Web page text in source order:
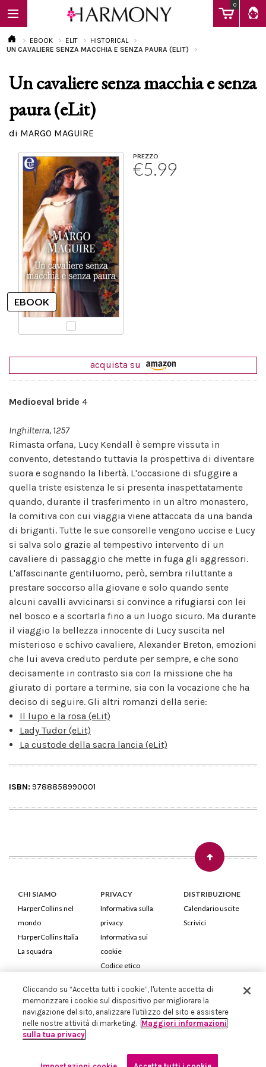
0
EBOOK
LIBRI
Calendario
EBOOK ELIT
HISTORICAL
UN CAVALIERE SENZA MACCHIA E SENZA PAURA (ELIT)
Un cavaliere senza macchia e senza
paura (eLit)
di MARGO MAGUIRE
PREZZO
€5.99
acquista su
Medioeval bride 4
Inghilterra, 1257
Rimasta orfana, Lucy Kendall è sempre vissuta in
convento, detestando tuttavia la prospettiva di diventare
suora e sognando la libertà. L'occasione di sfuggire a
quella triste esistenza le si presenta inaspettatamente
quando, durante il trasferimento in un altro monastero,
la comitiva con cui viaggia viene attaccata da una banda
di briganti. Tutte le sue consorelle vengono uccise e Lucy
si salva solo grazie al tempestivo intervento di un
cavaliere di passaggio che mette in fuga gli aggressori.
L'affascinante gentiluomo, però, sembra riluttante a
prestare soccorso alla giovane e solo quando sente
alcuni cavalli avvicinarsi si convince a rifugiarsi con lei
nel bosco e a scortarla fino a un luogo sicuro. Ma durante
il viaggio la bellezza innocente di Lucy suscita nel
misterioso e schivo cavaliere, Alexander Breton, emozioni
che lui aveva creduto perdute per sempre, e che sono
decisamente in contrasto sia con la missione che ha
giurato di portare a termine, sia con la vocazione che ha
deciso di seguire. Gli altri romanzi della serie:
Il lupo e la rosa (eLit)
Lady Tudor (eLit)
La custode della sacra lancia (eLit)
ISBN: 9788858990001
CHI SIAMO
HarperCollins nel
mondo
HarperCollins Italia
La squadra
PRIVACY
Informativa sulla
privacy
Informativa sui
cookie
Codice etico
DISTRIBUZIONE
Calendario uscite
Scrivici
HarperCollins Italia S.p.A. Viale Monte Nero, 84 - 20135 Milano
Cod. Fiscale e P.IVA 05946780151 - Capitale Sociale 258.250 €
Iscritta in Milano al Registro delle imprese nr.198004 e REA nr.1051898
Cliccando su “Accetta tutti i cookie”, l'utente accetta di
memorizzare i cookie sul dispositivo per migliorare la
navigazione del sito, analizzare l'utilizzo del sito e assistere
nelle nostre attività di marketing. Maggiori informazioni
sulla tua privacy